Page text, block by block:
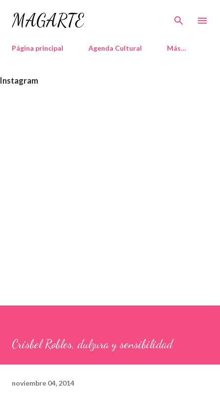
Ir al contenido principal
MAGARTE
Página principal Agenda Cultural Más…
Instagram
Crisbel Robles, dulzura y sensibilidad
noviembre 04, 2014